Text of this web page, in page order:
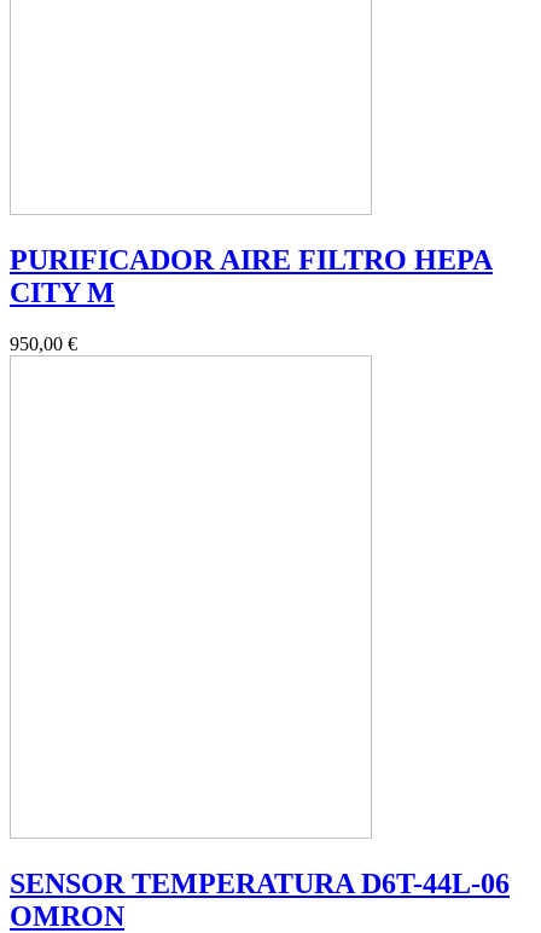
PURIFICADOR AIRE FILTRO HEPA
CITY M
950,00 €
SENSOR TEMPERATURA D6T-44L-06
OMRON